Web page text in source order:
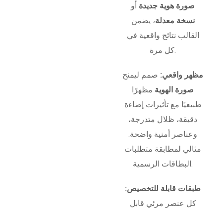
صورة هوية جديدة أو
نسخة معدلة، يضمن
القالب نتائج واقعية في
كل مرة.
مظهر واقعي: صمم ليمنح
صورة الهوية مظهرًا
طبيعيًا مع تأثيرات إضاءة
دقيقة، ظلال متدرجة،
وعناصر أمنية واضحة.
مثالي لمطابقة متطلبات
البطاقات الرسمية.
طبقات قابلة للتخصيص:
كل عنصر مرئي قابل